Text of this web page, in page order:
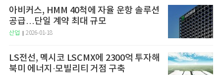
아비커스, HMM 40척에 자율 운항 솔루션
공급…단일 계약 최대 규모
산업 2026-01-18
LS전선, 멕시코 LSCMX에 2300억 투자해
북미 에너지·모빌리티 거점 구축